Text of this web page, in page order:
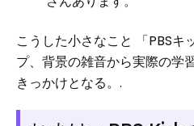
こうした小さなこと 「PBSキ
プ、背景の雑音から実際の学
きっかけとなる。.